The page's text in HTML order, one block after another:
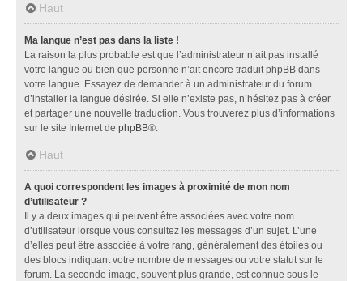
Haut
Ma langue n’est pas dans la liste !
La raison la plus probable est que l’administrateur n’ait pas installé
votre langue ou bien que personne n’ait encore traduit phpBB dans
votre langue. Essayez de demander à un administrateur du forum
d’installer la langue désirée. Si elle n’existe pas, n’hésitez pas à créer
et partager une nouvelle traduction. Vous trouverez plus d’informations
sur le site Internet de phpBB®.
Haut
A quoi correspondent les images à proximité de mon nom
d’utilisateur ?
Il y a deux images qui peuvent être associées avec votre nom
d’utilisateur lorsque vous consultez les messages d’un sujet. L’une
d’elles peut être associée à votre rang, généralement des étoiles ou
des blocs indiquant votre nombre de messages ou votre statut sur le
forum. La seconde image, souvent plus grande, est connue sous le